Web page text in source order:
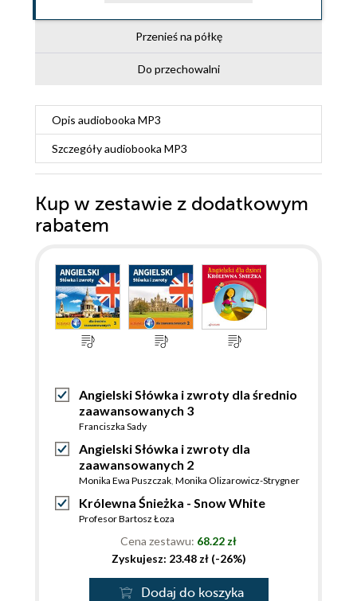
Przenieś na półkę
Do przechowalni
Opis audiobooka MP3
Szczegółyaudiobooka MP3
Kup w zestawie z dodatkowym
rabatem
Angielski Słówka i zwroty dla średnio
zaawansowanych 3
Franciszka Sady
Angielski Słówka i zwroty dla
zaawansowanych 2
Monika Ewa Puszczak Monika Olizarowicz-Strygner
Królewna Śnieżka - Snow White
Profesor Bartosz Łoza
Cena zestawu: 68.22 zł
Zyskujesz: 23.48 zł (-26%)
Dodaj do koszyka